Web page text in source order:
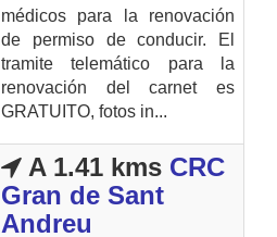
médicos para la renovación
de permiso de conducir. El
tramite telemático para la
renovación del carnet es
GRATUITO, fotos in...
A 1.41 kms CRC
Gran de Sant
Andreu